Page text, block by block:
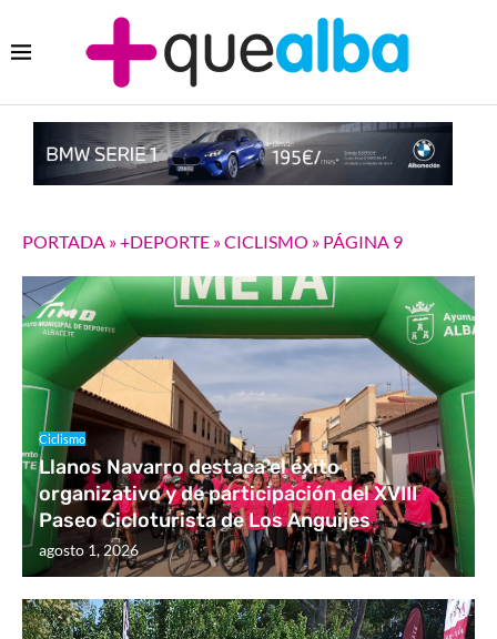
PORTADA »+DEPORTE »CICLISMO » PÁGINA 9
Ciclismo
Llanos Navarro destaca el éxito
organizativo y de participación del XVIII
Paseo Cicloturista de Los Anguijes
agosto 1, 2026